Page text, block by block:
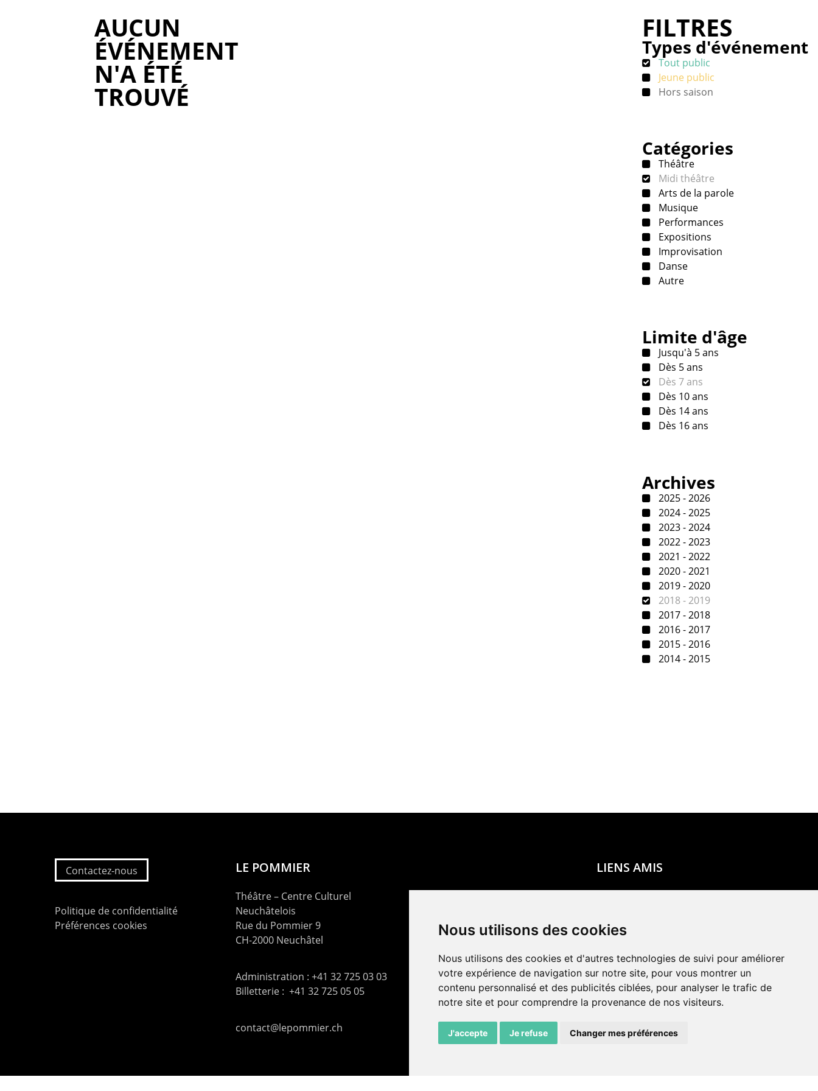
Nous utilisons des cookies
Nous utilisons des cookies et d'autres technologies de suivi pour améliorer
votre expérience de navigation sur notre site, pour vous montrer un
contenu personnalisé et des publicités ciblées, pour analyser le trafic de
notre site et pour comprendre la provenance de nos visiteurs.
J'accepte Je refuse Changer mes préférences
AUCUN
ÉVÉNEMENT
N'A ÉTÉ
TROUVÉ
FILTRES
Types d'événement
Tout public
Jeune public
Hors saison
Catégories
Théâtre
Midi théâtre
Arts de la parole
Musique
Performances
Expositions
Improvisation
Danse
Autre
Limite d'âge
Jusqu'à 5 ans
Dès 5 ans
Dès 7 ans
Dès 10 ans
Dès 14 ans
Dès 16 ans
Archives
2025 - 2026
2024 - 2025
2023 - 2024
2022 - 2023
2021 - 2022
2020 - 2021
2019 - 2020
2018 - 2019
2017 - 2018
2016 - 2017
2015 - 2016
2014 - 2015
Contactez-nous
Politique de confidentialité
Préférences cookies
LE POMMIER
Théâtre – Centre Culturel
Neuchâtelois
Rue du Pommier 9
CH-2000 Neuchâtel
Administration : +41 32 725 03 03
Billetterie : +41 32 725 05 05
contact@lepommier.ch
LIENS AMIS